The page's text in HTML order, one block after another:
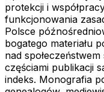
protekcji i
funkcjonowania
Polsce
bogatego materiału
nad
częściami publikacji
indeks. Monografia